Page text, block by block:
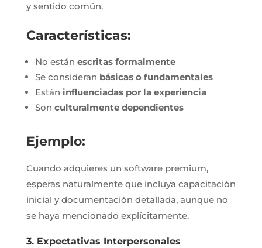
y sentido común.
Características:
No están escritas formalmente
Se consideran básicas o fundamentales
Están influenciadas por la experiencia
Son culturalmente dependientes
Ejemplo:
Cuando adquieres un software premium,
esperas naturalmente que incluya capacitación
inicial y documentación detallada, aunque no
se haya mencionado explícitamente.
3. Expectativas Interpersonales